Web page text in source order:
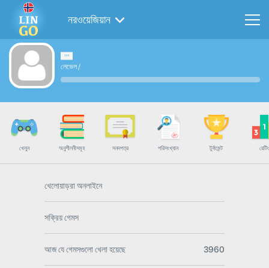
নরওয়েজিয়ান
লেভেল/
খেলুন অনুশীলনীসমূহ সনদপত্র পরিসংখ্যান টুর্নামেন্ট রেটিং
খেলোয়াড়রা অনলাইনে
সক্রিয় গেমস
আজ যে গেমসগুলো খেলা হয়েছে 3960